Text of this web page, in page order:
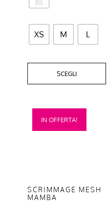
XS M L
SCEGLI
pagina
prodotto
IN OFFERTA!
SCRIMMAGE MESH
MAMBA
Questo
prodotto
opzioni
possono